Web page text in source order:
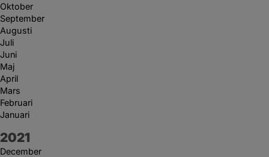
Oktober
September
Augusti
Juli
Juni
Maj
April
Mars
Februari
Januari
År:
2021
December